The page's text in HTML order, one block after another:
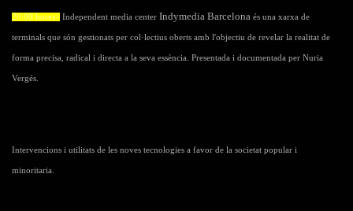
20:00 hores> Independent media center Indymedia Barcelona és una xarxa de
terminals que són gestionats per col·lectius oberts amb l'objectiu de revelar la realitat de
forma precisa, radical i directa a la seva essència Presentada i documentada per Nuria
Vergés.
Intervencions i utilitats de les noves tecnologies a favor de la societat popular i
minoritaria.